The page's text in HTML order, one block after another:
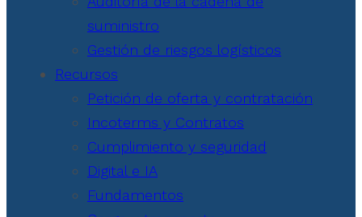
suministro
Gestión de riesgos logísticos
Recursos
Petición de oferta y contratación
Incoterms y Contratos
Cumplimiento y seguridad
Digital e IA
Fundamentos